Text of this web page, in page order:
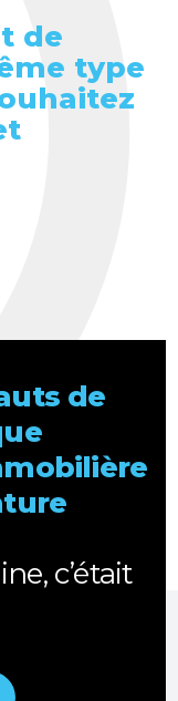
de
type
de
c’était